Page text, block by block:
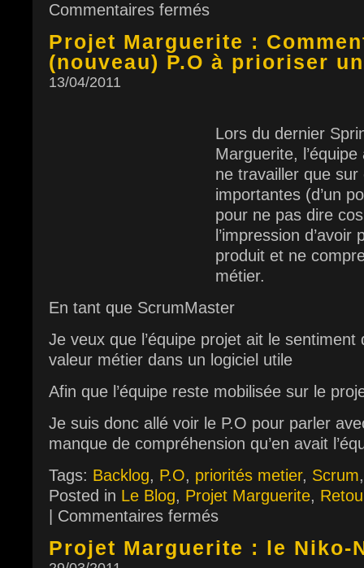
Commentaires fermés
Projet Marguerite :
(nouveau) P.O à prioriser
13/04/2011
Lors du dernier
Marguerite,
ne travailler que
importantes (d’un
pour ne pas dire
l’impression
produit et ne
métier.
En tant que ScrumMaster
Je veux que l’équipe projet ait le sentiment
valeur métier dans un logiciel utile
Afin que l’équipe reste mobilisée sur le
Je suis donc allé voir le P.O pour parler
manque de compréhension qu’en avait
Tags: Backlog, P.O, priorités metier, Scrum
Posted in Le Blog, Projet Marguerite,
Commentaires fermés
Projet Marguerite : le Niko-